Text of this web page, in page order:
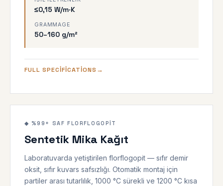
≤0,15 W/m·K
GRAMMAGE
50–160 g/m²
FULL SPECIFICATIONS
◆ EN YÜKSEK SAFLIK
◆ %99+ SAF FLORFLOGOPIT
Sentetik Mika Kağıt
Laboratuvarda yetiştirilen florflogopit — sıfır demir
oksit, sıfır kuvars safsızlığı. Otomatik montaj için
partiler arası tutarlılık, 1000 °C sürekli ve 1200 °C kısa